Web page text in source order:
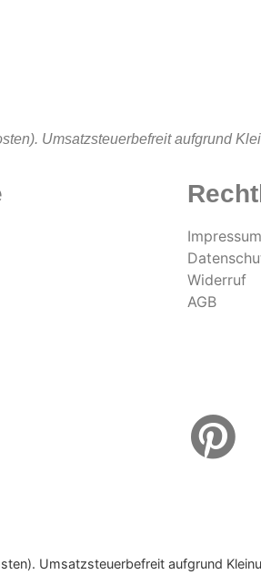
Umsatzsteuerbefreit aufgrund
Impressum
Widerruf
AGB
Umsatzsteuerbefreit aufgrund